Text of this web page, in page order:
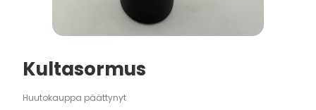
Kultasormus
Huutokauppa päättynyt